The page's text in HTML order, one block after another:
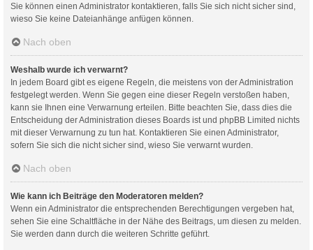
Sie können einen Administrator kontaktieren, falls Sie sich nicht sicher sind,
wieso Sie keine Dateianhänge anfügen können.
Nach oben
Weshalb wurde ich verwarnt?
In jedem Board gibt es eigene Regeln, die meistens von der Administration
festgelegt werden. Wenn Sie gegen eine dieser Regeln verstoßen haben,
kann sie Ihnen eine Verwarnung erteilen. Bitte beachten Sie, dass dies die
Entscheidung der Administration dieses Boards ist und phpBB Limited nichts
mit dieser Verwarnung zu tun hat. Kontaktieren Sie einen Administrator,
sofern Sie sich die nicht sicher sind, wieso Sie verwarnt wurden.
Nach oben
Wie kann ich Beiträge den Moderatoren melden?
Wenn ein Administrator die entsprechenden Berechtigungen vergeben hat,
sehen Sie eine Schaltfläche in der Nähe des Beitrags, um diesen zu melden.
Sie werden dann durch die weiteren Schritte geführt.